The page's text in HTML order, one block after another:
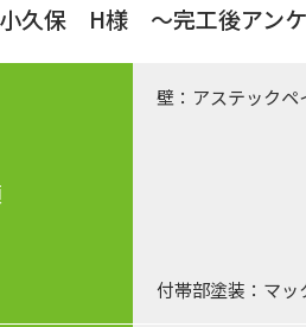
久保 H様 〜完工後アン
壁：アステック
アクセ
１Fカ
付帯部塗装：マッ